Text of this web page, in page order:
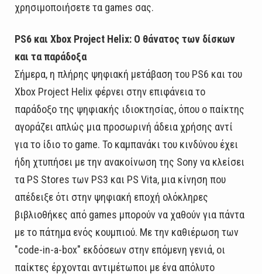
χρησιμοποιήσετε τα games σας.
PS6 και Xbox Project Helix: Ο θάνατος των δίσκων
και τα παράδοξα
Σήμερα, η πλήρης ψηφιακή μετάβαση του PS6 και του
Xbox Project Helix φέρνει στην επιφάνεια το
παράδοξο της ψηφιακής ιδιοκτησίας, όπου ο παίκτης
αγοράζει απλώς μια προσωρινή άδεια χρήσης αντί
για το ίδιο το game. Το καμπανάκι του κινδύνου έχει
ήδη χτυπήσει με την ανακοίνωση της Sony να κλείσει
τα PS Stores των PS3 και PS Vita, μια κίνηση που
απέδειξε ότι στην ψηφιακή εποχή ολόκληρες
βιβλιοθήκες από games μπορούν να χαθούν για πάντα
με το πάτημα ενός κουμπιού. Με την καθιέρωση των
"code-in-a-box" εκδόσεων στην επόμενη γενιά, οι
παίκτες έρχονται αντιμέτωποι με ένα απόλυτο